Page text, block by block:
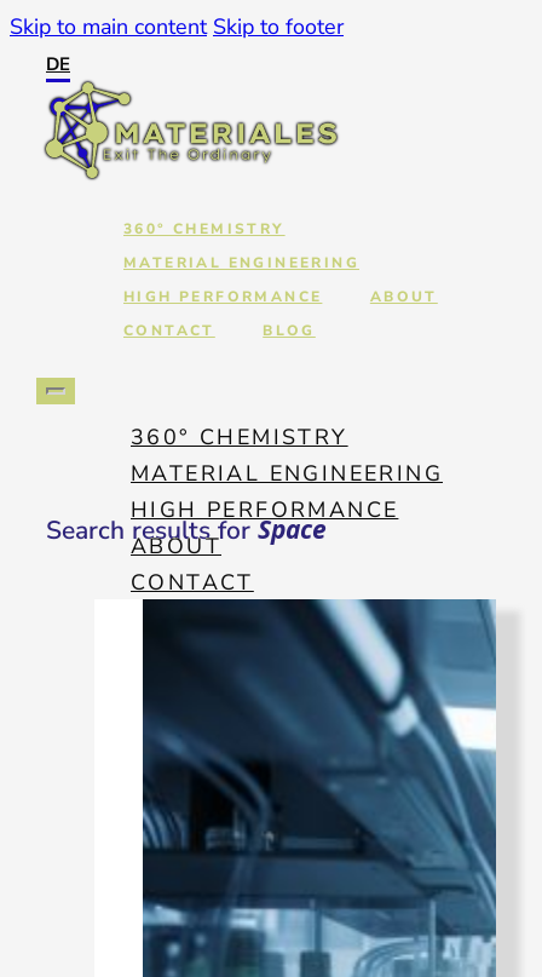
Skip to main content Skip to footer
DE
360° CHEMISTRY
MATERIAL ENGINEERING
HIGH PERFORMANCE
ABOUT
CONTACT
BLOG
360° CHEMISTRY
MATERIAL ENGINEERING
HIGH PERFORMANCE
ABOUT
CONTACT
Search results forSpace